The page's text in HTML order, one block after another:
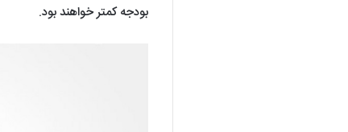
بودجه کمتر خواهند بود.